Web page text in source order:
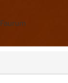
Faurum